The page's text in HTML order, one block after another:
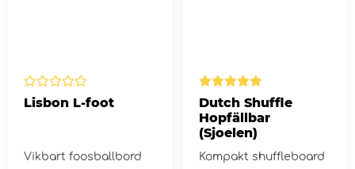
Lisbon L-foot
Vikbart foosballbord
Dutch Shuffle
Hopfällbar
(Sjoelen)
Kompakt shuffleboard